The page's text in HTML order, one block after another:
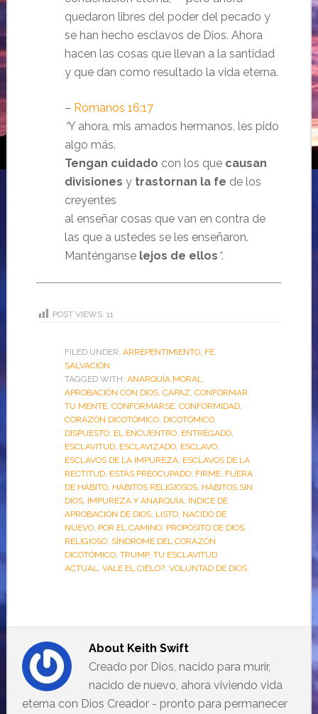
quedaron libres del poder del pecado y
se han hecho esclavos de Dios. Ahora
hacen las cosas que llevan a la santidad
y que dan como resultado la vida eterna.
– Romanos 16:17
“Y ahora, mis amados hermanos, les pido
algo más.
Tengan cuidado con los que causan
divisiones y trastornan la fe de los
creyentes
al enseñar cosas que van en contra de
las que a ustedes se les enseñaron.
Manténganse lejos de ellos “.
POST VIEWS: 11
FILED UNDER: ARREPENTIMIENTO, FE,
SALVACIÓN
TAGGED WITH: ANARQUÍA MORAL,
APROBACIÓN CON DIOS, CAPAZ, CONFORMAR
TU MENTE, CONFORMARSE, CONFORMIDAD,
CORAZÓN DICOTÓMICO, DICOTÓMICO,
DISPUESTO, EL ENCUENTRO, ENTREGADO,
ESCLAVITUD, ESCLAVIZADO, ESCLAVO,
ESCLAVOS DE LA IMPUREZA, ESCLAVOS DE LA
RECTITUD, ESTÁS PREOCUPADO, FIRME, FUERA
DE HÁBITO, HÁBITOS RELIGIOSOS, HÁBITOS SIN
DIOS, IMPUREZA Y ANARQUÍA, ÍNDICE DE
APROBACIÓN DE DIOS, LISTO, NACIDO DE
NUEVO, POR EL CAMINO, PROPÓSITO DE DIOS,
RELIGIOSO, SÍNDROME DEL CORAZÓN
DICOTÓMICO, TRUMP, TU ESCLAVITUD
ACTUAL, VALE EL CIELO?, VOLUNTAD DE DIOS
About Keith Swift
Creado por Dios, nacido para murir,
nacido de nuevo, ahora viviendo vida
eterna con Dios Creador - pronto para permanecer